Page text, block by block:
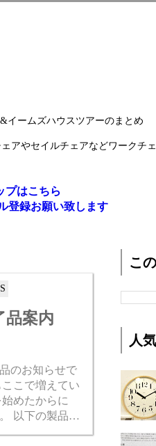
イームズハウスツアーのまとめ
アやセイルチェアなどワークチ
プはこちら
登録お願い致します
品案内
のお知らせで
こ
人